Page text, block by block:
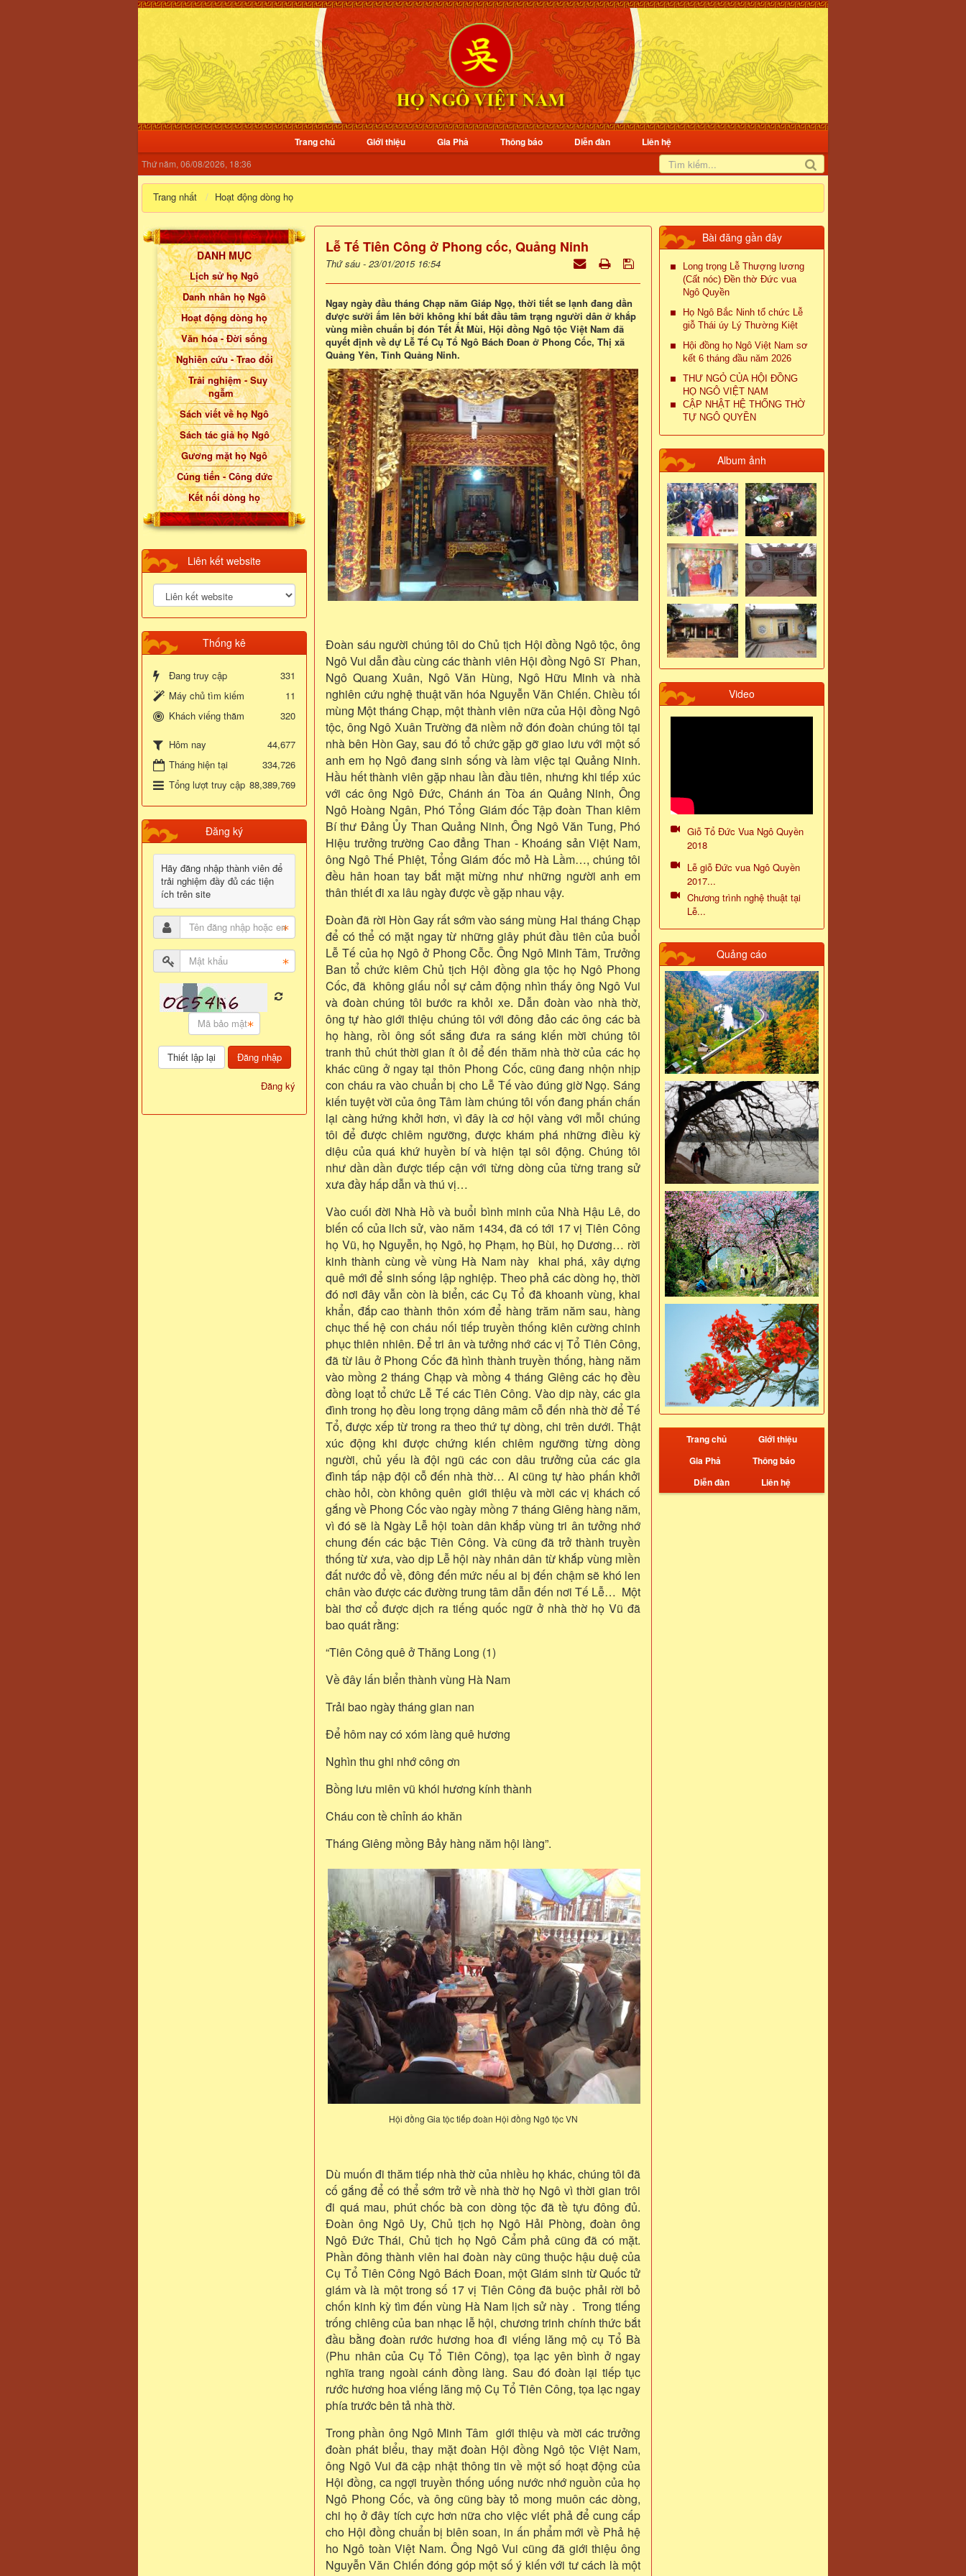
Trang chủ Giới thiệu Gia Phả Thông báo Diễn đàn Liên hệ
Thứ năm, 06/08/2026, 18:36
Trang nhất Hoạt động dòng họ
Lễ Tế Tiên Công ở Phong cốc, Quảng Ninh
Thứ sáu - 23/01/2015 16:54
Ngay ngày đầu tháng Chạp năm Giáp Ngọ, thời tiết se lạnh đang dần
được sưởi ấm lên bởi không khí bắt đầu tâm trạng người dân ở khắp
vùng miền chuẩn bị đón Tết Ất Mùi, Hội đồng Ngô tộc Việt Nam đã
quyết định về dự Lễ Tế Cụ Tổ Ngô Bách Đoan ở Phong Cốc, Thị xã
Quảng Yên, Tỉnh Quảng Ninh.
Đoàn sáu người chúng tôi do Chủ tịch Hội đồng Ngô tộc, ông
Ngô Vui dẫn đầu cùng các thành viên Hội đồng Ngô Sĩ Phan,
Ngô Quang Xuân, Ngô Văn Hùng, Ngô Hữu Minh và nhà
nghiên cứu nghệ thuật văn hóa Nguyễn Văn Chiến. Chiều tối
mùng Một tháng Chạp, một thành viên nữa của Hội đồng Ngô
tộc, ông Ngô Xuân Trường đã niềm nở đón đoàn chúng tôi tại
nhà bên Hòn Gay, sau đó tổ chức gặp gỡ giao lưu với một số
anh em họ Ngô đang sinh sống và làm việc tại Quảng Ninh.
Hầu hết thành viên gặp nhau lần đầu tiên, nhưng khi tiếp xúc
với các ông Ngô Đức, Chánh án Tòa án Quảng Ninh, Ông
Ngô Hoàng Ngân, Phó Tổng Giám đốc Tập đoàn Than kiêm
Bí thư Đảng Ủy Than Quảng Ninh, Ông Ngô Văn Tung, Phó
Hiệu trưởng trường Cao đẳng Than - Khoáng sản Việt Nam,
ông Ngô Thế Phiệt, Tổng Giám đốc mỏ Hà Lầm…, chúng tôi
đều hân hoan tay bắt mặt mừng như những người anh em
thân thiết đi xa lâu ngày được về gặp nhau vậy.
Đoàn đã rời Hòn Gay rất sớm vào sáng mùng Hai tháng Chạp
để có thể có mặt ngay từ những giây phút đầu tiên của buổi
Lễ Tế của họ Ngô ở Phong Cỗc. Ông Ngô Minh Tâm, Trưởng
Ban tổ chức kiêm Chủ tịch Hội đồng gia tộc họ Ngô Phong
Cốc, đã không giấu nổi sự cảm động nhìn thấy ông Ngô Vui
và đoàn chúng tôi bước ra khỏi xe. Dẫn đoàn vào nhà thờ,
ông tự hào giới thiệu chúng tôi với đông đảo các ông các bà
họ hàng, rồi ông sốt sắng đưa ra sáng kiến mời chúng tôi
tranh thủ chút thời gian ít ỏi để đến thăm nhà thờ của các họ
khác cũng ở ngay tại thôn Phong Cốc, cũng đang nhộn nhịp
con cháu ra vào chuẩn bị cho Lễ Tế vào đúng giờ Ngọ. Sáng
kiến tuyệt vời của ông Tâm làm chúng tôi vốn đang phấn chấn
lại càng hứng khởi hơn, vì đây là cơ hội vàng với mỗi chúng
tôi để được chiêm ngưỡng, được khám phá những điều kỳ
diệu của quá khứ huyền bí và hiện tại sôi động. Chúng tôi
như dần dần được tiếp cận với từng dòng của từng trang sử
xưa đầy hấp dẫn và thú vị…
Vào cuối đời Nhà Hồ và buổi bình minh của Nhà Hậu Lê, do
biến cố của lich sử, vào năm 1434, đã có tới 17 vị Tiên Công
họ Vũ, họ Nguyễn, họ Ngô, họ Phạm, họ Bùi, họ Dương… rời
kinh thành cùng về vùng Hà Nam này khai phá, xây dựng
quê mới để sinh sống lập nghiệp. Theo phả các dòng họ, thời
đó nơi đây vẫn còn là biển, các Cụ Tổ đã khoanh vùng, khai
khẩn, đắp cao thành thôn xóm để hàng trăm năm sau, hàng
chục thế hệ con cháu nối tiếp truyền thống kiên cường chinh
phục thiên nhiên. Để tri ân và tưởng nhớ các vị Tổ Tiên Công,
đã từ lâu ở Phong Cốc đã hình thành truyền thống, hàng năm
vào mồng 2 tháng Chạp và mồng 4 tháng Giêng các họ đều
đồng loạt tổ chức Lễ Tế các Tiên Công. Vào dịp này, các gia
đình trong họ đều long trọng dâng mâm cỗ đến nhà thờ để Tế
Tổ, được xếp từ trong ra theo thứ tự dòng, chi trên dưới. Thật
xúc động khi được chứng kiến chiêm ngưỡng từng dòng
người, chủ yếu là đội ngũ các con dâu trưởng của các gia
đình tấp nập đội cỗ đến nhà thờ… Ai cũng tự hào phấn khởi
chào hỏi, còn không quên giới thiệu và mời các vị khách cố
gắng về Phong Cốc vào ngày mồng 7 tháng Giêng hàng năm,
vì đó sẽ là Ngày Lễ hội toàn dân khắp vùng tri ân tưởng nhớ
chung đến các bậc Tiên Công. Và cũng đã trở thành truyền
thống từ xưa, vào dịp Lễ hội này nhân dân từ khắp vùng miền
đất nước đổ về, đông đến mức nếu ai bị đến chậm sẽ khó len
chân vào được các đường trung tâm dẫn đến nơi Tế Lễ… Một
bài thơ cổ được dịch ra tiếng quốc ngữ ở nhà thờ họ Vũ đã
bao quát rằng:
“Tiên Công quê ở Thăng Long (1)
Về đây lấn biển thành vùng Hà Nam
Trải bao ngày tháng gian nan
Để hôm nay có xóm làng quê hương
Nghìn thu ghi nhớ công ơn
Bồng lưu miên vũ khói hương kính thành
Cháu con tề chỉnh áo khăn
Tháng Giêng mồng Bảy hàng năm hội làng”.
Hội đồng Gia tộc tiếp đoàn Hội đồng Ngô tộc VN
Dù muốn đi thăm tiếp nhà thờ của nhiều họ khác, chúng tôi đã
cố gắng để có thể sớm trở về nhà thờ họ Ngô vì thời gian trôi
đi quá mau, phút chốc bà con dòng tộc đã tề tựu đông đủ.
Đoàn ông Ngô Uy, Chủ tịch họ Ngô Hải Phòng, đoàn ông
Ngô Đức Thái, Chủ tịch họ Ngô Cẩm phả cũng đã có mặt.
Phần đông thành viên hai đoàn này cũng thuộc hậu duệ của
Cụ Tổ Tiên Công Ngô Bách Đoan, một Giám sinh từ Quốc tử
giám và là một trong số 17 vị Tiên Công đã buộc phải rời bỏ
chốn kinh kỳ tìm đến vùng Hà Nam lịch sử này . Trong tiếng
trống chiêng của ban nhạc lễ hội, chương trinh chính thức bắt
đầu bằng đoàn rước hương hoa đi viếng lăng mộ cụ Tổ Bà
(Phu nhân của Cụ Tổ Tiên Công), tọa lạc yên bình ở ngay
nghĩa trang ngoài cánh đồng làng. Sau đó đoàn lại tiếp tục
rước hương hoa viếng lăng mộ Cụ Tổ Tiên Công, tọa lạc ngay
phía trước bên tả nhà thờ.
Trong phần ông Ngô Minh Tâm giới thiệu và mời các trưởng
đoàn phát biểu, thay mặt đoàn Hội đồng Ngô tộc Việt Nam,
ông Ngô Vui đã cập nhật thông tin về một số hoạt động của
Hội đồng, ca ngợi truyền thống uống nước nhớ nguồn của họ
Ngô Phong Cốc, và ông cũng bày tỏ mong muôn các dòng,
chi họ ở đây tích cực hơn nữa cho việc viết phả để cung cấp
cho Hội đồng chuẩn bị biên soan, in ấn phẩm mới về Phả hệ
ho Ngô toàn Việt Nam. Ông Ngô Vui cũng đã giới thiệu ông
Nguyễn Văn Chiến đóng góp một số ý kiến với tư cách là một
Bài đăng gần đây
Long trọng Lễ Thượng lương
(Cất nóc) Đền thờ Đức vua
Ngô Quyền
Họ Ngô Bắc Ninh tổ chức Lễ
giỗ Thái úy Lý Thường Kiệt
Hội đồng họ Ngô Việt Nam sơ
kết 6 tháng đầu năm 2026
THƯ NGỎ CỦA HỘI ĐỒNG
HỌ NGÔ VIỆT NAM
CẬP NHẬT HỆ THỐNG THỜ
TỰ NGÔ QUYỀN
Album ảnh
Video
Giỗ Tổ Đức Vua Ngô Quyền
2018
Lễ giỗ Đức vua Ngô Quyền
2017...
Chương trình nghệ thuật tại
Lễ...
Quảng cáo
Trang chủ
Giới thiệu
Gia Phả
Thông báo
Diễn đàn
Liên hệ
DANH MỤC
Lịch sử họ Ngô
Danh nhân họ Ngô
Hoạt động dòng họ
Văn hóa - Đời sống
Nghiên cứu - Trao đổi
Trải nghiệm - Suy
ngẫm
Sách viết về họ Ngô
Sách tác giả họ Ngô
Gương mặt họ Ngô
Cúng tiến - Công đức
Kết nối dòng họ
Liên kết website
Thống kê
Đang truy cập
331
Máy chủ tìm kiếm
11
Khách viếng thăm
320
Hôm nay
44,677
Tháng hiện tại
334,726
Tổng lượt truy cập 88,389,769
Đăng ký
Hãy đăng nhập thành viên để
trải nghiệm đầy đủ các tiện
ích trên site
Đăng nhập
Đăng ký